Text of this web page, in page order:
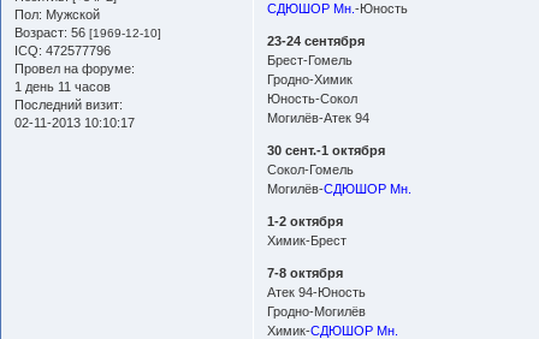
Пол: Мужской
Возраст: 56 [1969-12-10]
ICQ: 472577796
Провел на форуме:
1 день 11 часов
Последний визит:
02-11-2013 10:10:17
СДЮШОР Мн.-Юность
23-24 сентября
Брест-Гомель
Гродно-Химик
Юность-Сокол
Могилёв-Атек 94
30 сент.-1 октября
Сокол-Гомель
Могилёв-СДЮШОР Мн.
1-2 октября
Химик-Брест
7-8 октября
Атек 94-Юность
Гродно-Могилёв
Химик-СДЮШОР Мн.